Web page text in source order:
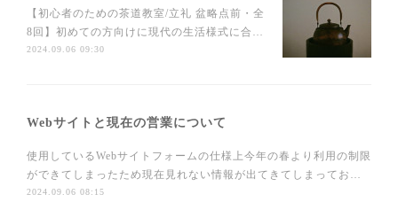
【初心者のための茶道教室/立礼 盆略点前・全
8回】初めての方向けに現代の生活様式に合…
2024.09.06 09:30
Webサイトと現在の営業について
使用しているWebサイトフォームの仕様上今年の春より利用の制限
ができてしまったため現在見れない情報が出てきてしまってお…
2024.09.06 08:15